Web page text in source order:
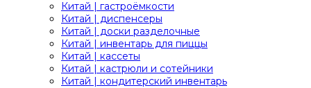
Китай | гастроёмкости
Китай | диспенсеры
Китай | доски разделочные
Китай | инвентарь для пиццы
Китай | кассеты
Китай | кастрюли и сотейники
Китай | кондитерский инвентарь